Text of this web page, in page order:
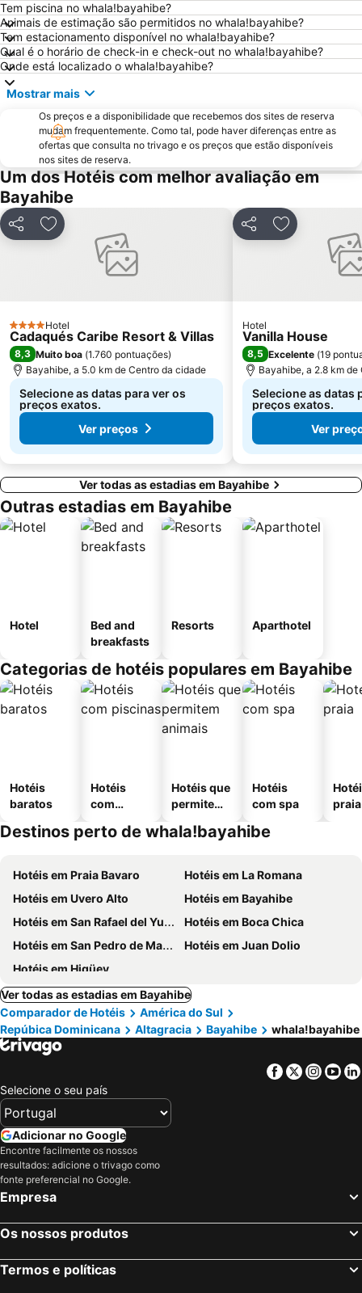
Tem piscina no whala!bayahibe?
Animais de estimação são permitidos no whala!bayahibe?
Tem estacionamento disponível no whala!bayahibe?
Qual é o horário de check-in e check-out no whala!bayahibe?
Onde está localizado o whala!bayahibe?
Mostrar mais
Os preços e a disponibilidade que recebemos dos sites de reserva
mudam frequentemente. Como tal, pode haver diferenças entre as
ofertas que consulta no trivago e os preços que estão disponíveis
nos sites de reserva.
Um dos Hotéis com melhor avaliação em
Bayahibe
PartilharAdicionar aos favoritos
4 Estrelas
Hotel
Cadaqués Caribe Resort & Villas
8,3 Muito boa (1.760 pontuações)
Bayahibe, a 5.0 km de Centro da cidade
Selecione as datas para ver os
preços exatos.
Ver preços
PartilharAdicionar
Hotel
Vanilla House
8,5 Excelente (19
Bayahibe, a 2.8 km
Selecione as datas
preços exatos.
Ver
Ver todas as estadias em Bayahibe
Outras estadias em Bayahibe
Hotel
Bed and
breakfasts
Resorts Aparthotel
Categorias de hotéis populares em Bayahibe
Hotéis
baratos
Hotéis
com
Hotéis que
permitem
Hotéis
com spa
praia
Destinos perto de whala!bayahibe
Hotéis em Praia Bavaro
Hotéis em La Romana
Hotéis em Uvero Alto
Hotéis em Bayahibe
Hotéis em San Rafael del Yuma
Hotéis em Boca Chica
Hotéis em San Pedro de Macoris
Hotéis em Juan Dolio
Hotéis em Higüey
Ver todas as estadias em Bayahibe
Comparador de Hotéis
América do Sul
Repúbica Dominicana
Altagracia Bayahibe whala!bayahibe
Facebook
Twitter
Selecione o seu país
Adicionar no Google
Encontre facilmente os nossos
resultados: adicione o trivago como
fonte preferencial no Google.
Empresa
Os nossos produtos
Termos e políticas